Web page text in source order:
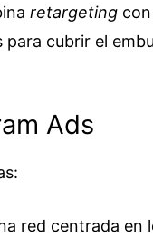
retargeting con
para cubrir el
Ads
red centrada en